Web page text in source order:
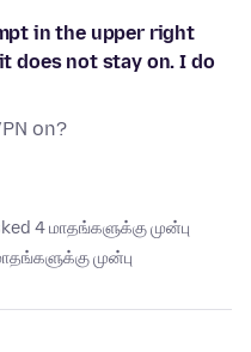
in the upper right
does not stay on. I do
on?
4 மாதங்களுக்கு முன்பு
முன்பு